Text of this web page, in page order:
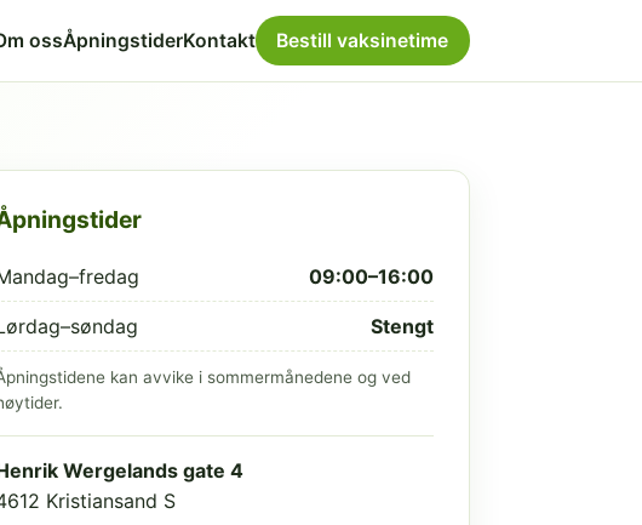
ossÅpningstiderKontakt Bestill vaksinetime
09:00–16:00
Stengt
kan avvike i sommermånedene og ved
Wergelands gate 4
Kristiansand S